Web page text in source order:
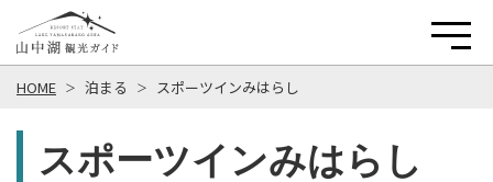
HOME 泊まる スポーツインみはらし
スポーツインみはらし